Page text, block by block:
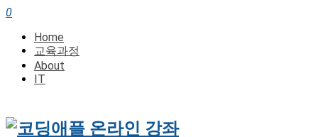
0
Home
교육과정
About
IT